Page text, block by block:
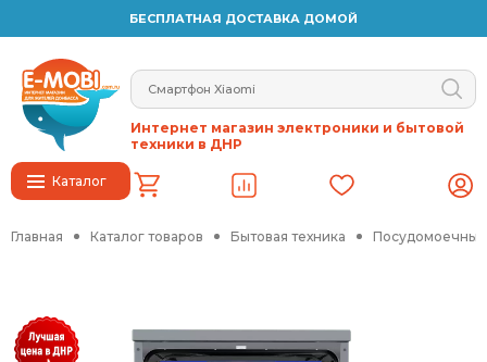
БЕСПЛАТНАЯ ДОСТАВКА ДОМОЙ
Каталог
Интернет магазин электроники и бытовой
техники в ДНР
Главная Каталог товаров Бытовая техника